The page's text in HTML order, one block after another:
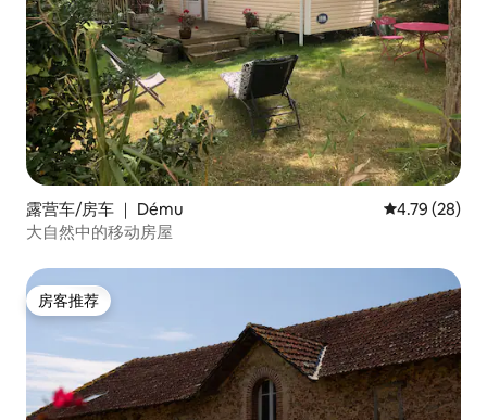
露营车/房车 ｜ Dému 平均评分
4.79 (28)
大自然中的移动房屋
房客推荐
房客推荐